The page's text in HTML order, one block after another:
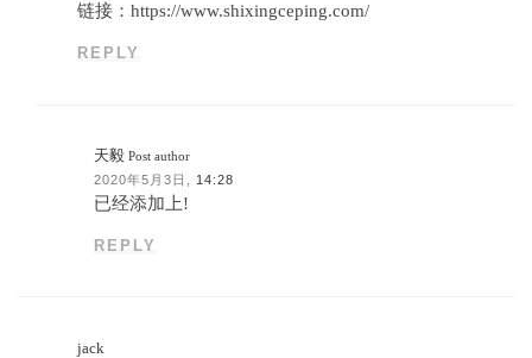
链接：https://www.shixingceping.com/
REPLY
天毅 Post author
2020年5月3日,
14:28
已经添加上!
REPLY
jack